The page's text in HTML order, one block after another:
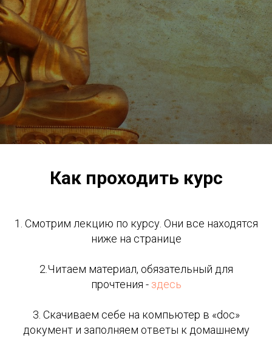
Как проходить курс
1. Смотрим лекцию по курсу. Они все находятся
ниже на странице
2.Читаем материал, обязательный для
прочтения - здесь
3. Скачиваем себе на компьютер в «doc»
документ и заполняем ответы к домашнему